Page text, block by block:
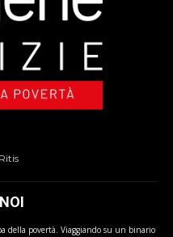
della povertà. Viaggiando su un binario